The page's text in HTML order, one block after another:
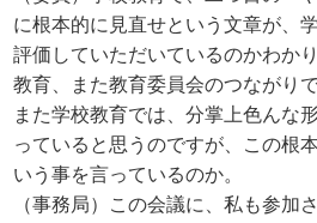
に根本的に見直せという文章が、
評価していただいているのかわか
教育、また教育委員会のつながり
また学校教育では、分掌上色んな
っていると思うのですが、この根
いう事を言っているのか。
（事務局）この会議に、私も参加